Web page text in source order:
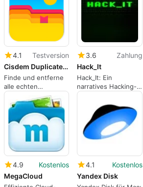
4.1
Testversion
Cisdem Duplicate Finder
Finde und entferne
alle echten
Duplikatdateien auf
dem Mac,
unabhängig von den
Dateinamen.
3.6
Zahlung
Hack_It
Hack_It: Ein
narratives Hacking-
RPG, das sich um
Ermittlungen dreht
4.9
Kostenlos
MegaCloud
4.1
Kostenlos
Yandex Disk